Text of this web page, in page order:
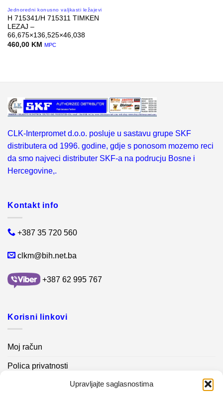
Upravljajte saglasnostima
Jednoredni konusno valjkasti ležajevi
H 715341/H 715311 TIMKEN
LEZAJ –
66,675×136,525×46,038
460,00 KM MPC
CLK-Interpromet d.o.o. posluje u sastavu grupe SKF
distributera od 1996. godine, gdje s ponosom mozemo reci
da smo najveci distributer SKF-a na podrucju Bosne i
Hercegovine,.
Kontakt info
+387 35 720 560
clkm@bih.net.ba
+387 62 995 767
Korisni linkovi
Moj račun
Polica privatnosti